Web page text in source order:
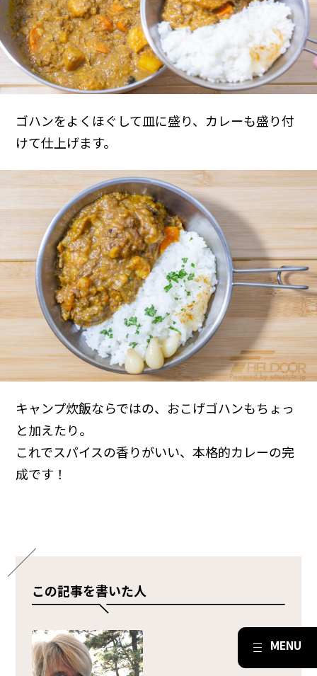
ゴハンをよくほぐして皿に盛り、カレーも盛り付
けて仕上げます。
キャンプ炊飯ならではの、おこげゴハンもちょっ
と加えたり。
これでスパイスの香りがいい、本格的カレーの完
成です！
この記事を書いた人